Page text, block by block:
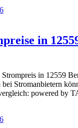
in
in 12559
Stromanbietern
powered by